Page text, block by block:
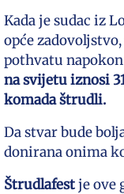
Kada je sudac iz
opće
pothvatu
na svijetu iznosi
komada štrudli.
Da stvar bude
donirana onima
Štrudlafestje ove